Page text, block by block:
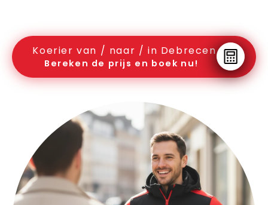
Koerier van / naar / in Debrecen
Bereken de prijs en boek nu!